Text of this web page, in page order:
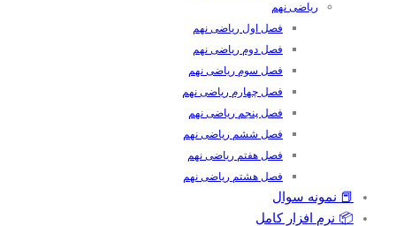
ریاضی نهم
فصل اول ریاضی نهم
فصل دوم ریاضی نهم
فصل سوم ریاضی نهم
فصل چهارم ریاضی نهم
فصل پنجم ریاضی نهم
فصل ششم ریاضی نهم
فصل هفتم ریاضی نهم
فصل هشتم ریاضی نهم
📕 نمونه سوال
📦 نرم افزار کامل